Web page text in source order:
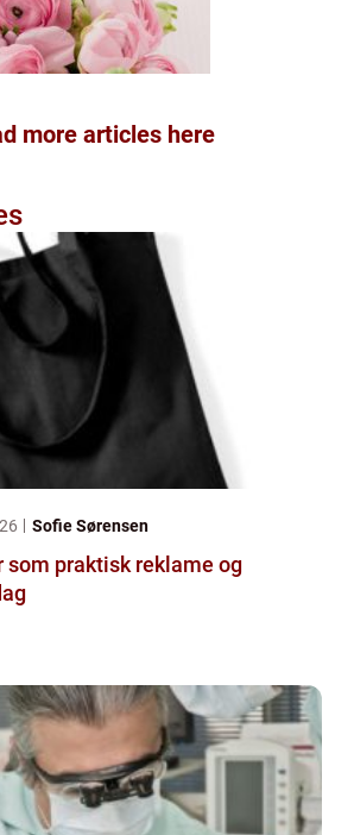
more articles here
Sofie Sørensen
som praktisk reklame og